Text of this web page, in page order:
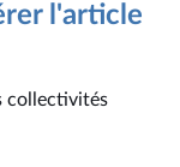
l'article
collectivités